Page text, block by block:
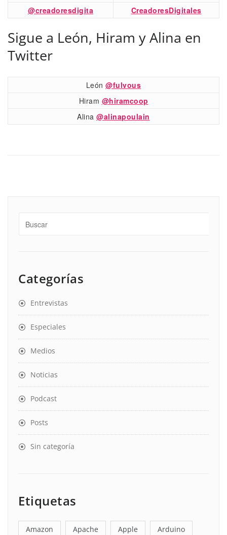
@creadoresdigita CreadoresDigitales
Sigue a León, Hiram y Alina en
Twitter
León@fulvous
Hiram @hiramcoop
Alina@alinapoulain
Categorías
Entrevistas
Especiales
Medios
Noticias
Podcast
Posts
Sin categoría
Etiquetas
Amazon Apache Apple Arduino